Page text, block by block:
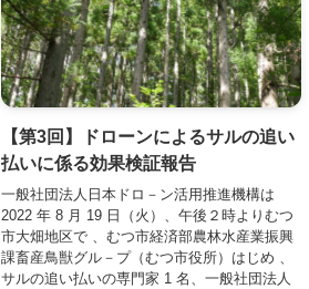
【第3回】ドローンによるサルの追い
払いに係る効果検証報告
一般社団法人日本ドロ－ン活用推進機構は
2022 年 8 月 19 日（火）、午後２時よりむつ
市大畑地区で 、むつ市経済部農林水産業振興
課畜産鳥獣グル－プ（むつ市役所）はじめ 、
サルの追い払いの専門家 1 名、一般社団法人